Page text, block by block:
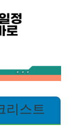
리스트